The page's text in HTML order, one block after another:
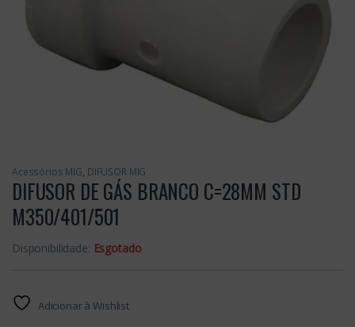
Acessórios MIG, DIFUSOR MIG
DIFUSOR DE GÁS BRANCO C=28MM STD
M350/401/501
Disponibilidade: Esgotado
Adicionar à Wishlist